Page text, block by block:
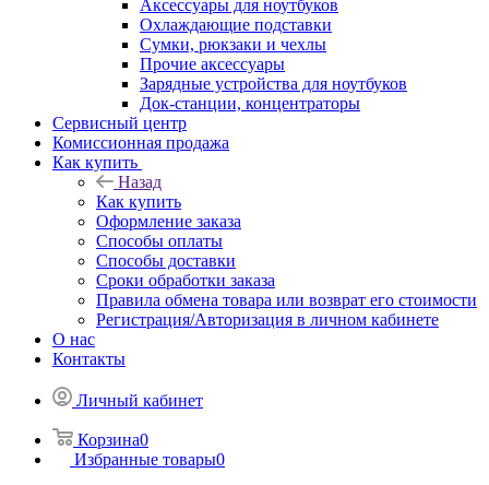
Аксессуары для ноутбуков
Охлаждающие подставки
Сумки, рюкзаки и чехлы
Прочие аксессуары
Зарядные устройства для ноутбуков
Док-станции, концентраторы
Сервисный центр
Комиссионная продажа
Как купить
Назад
Как купить
Оформление заказа
Способы оплаты
Способы доставки
Сроки обработки заказа
Правила обмена товара или возврат его стоимости
Регистрация/Авторизация в личном кабинете
О нас
Контакты
Личный кабинет
Корзина0
Избранные товары0